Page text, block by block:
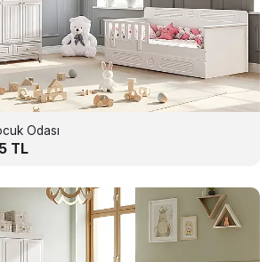
Odası
TL